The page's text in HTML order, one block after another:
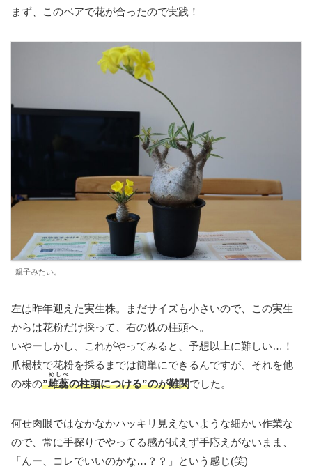
まず、このペアで花が合ったので実践！
親子みたい。
左は昨年迎えた実生株。まだサイズも小さいので、この実生
からは花粉だけ採って、右の株の柱頭へ。
いやーしかし、これがやってみると、予想以上に難しい…！
爪楊枝で花粉を採るまでは簡単にできるんですが、それを他
の株の”雌蕊
めしべ
の柱頭につける”のが難関でした。
何せ肉眼ではなかなかハッキリ見えないような細かい作業な
ので、常に手探りでやってる感が拭えず手応えがないまま、
「んー、コレでいいのかな…？？」という感じ(笑)